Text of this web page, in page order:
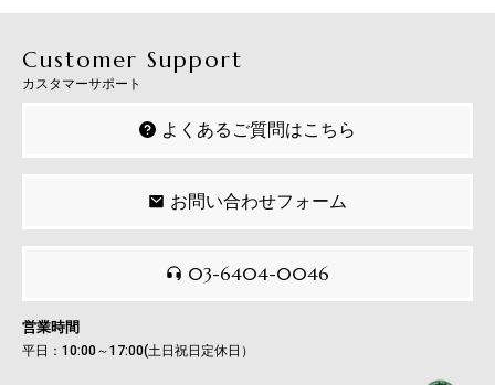
Customer Support
カスタマーサポート
よくあるご質問はこちら
お問い合わせフォーム
03-6404-0046
営業時間
平日：10:00～17:00(土日祝日定休日）